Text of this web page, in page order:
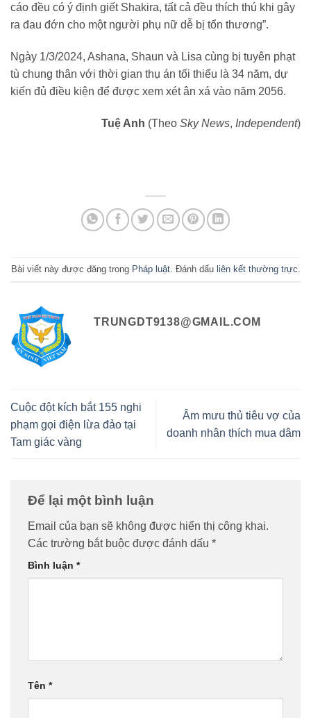
cáo đều có ý định giết Shakira, tất cả đều thích thú khi gây
ra đau đớn cho một người phụ nữ dễ bị tổn thương”.
Ngày 1/3/2024, Ashana, Shaun và Lisa cùng bị tuyên phạt
tù chung thân với thời gian thụ án tối thiểu là 34 năm, dự
kiến đủ điều kiện để được xem xét ân xá vào năm 2056.
Tuệ Anh (Theo Sky News, Independent)
Bài viết này được đăng trong Pháp luật. Đánh dấu liên kết thường trực
TRUNGDT9138@GMAIL.COM
Cuộc đột kích bắt 155 nghi
phạm gọi điện lừa đảo tại
Tam giác vàng
Âm mưu thủ tiêu vợ của
doanh nhân thích mua dâm
Để lại một bình luận
Email của bạn sẽ không được hiển thị công khai.
Các trường bắt buộc được đánh dấu *
Bình luận *
Tên *